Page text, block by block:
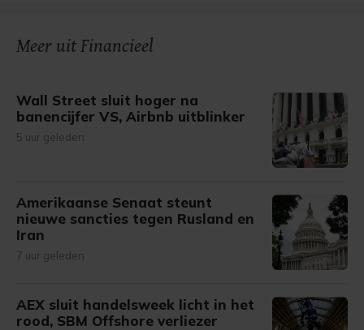
Meer uit Financieel
Wall Street sluit hoger na
banencijfer VS, Airbnb uitblinker
5 uur geleden
Amerikaanse Senaat steunt
nieuwe sancties tegen Rusland en
Iran
7 uur geleden
AEX sluit handelsweek licht in het
rood, SBM Offshore verliezer